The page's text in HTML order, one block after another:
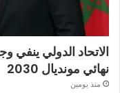
الاتحاد الدولي ينفي
نهائي مونديال 2030
منذ يومين